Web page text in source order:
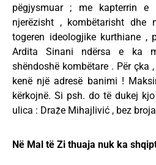
pëgjysmuar ; me kapterrin e
njerëzisht , kombëtarisht dhe
togeren ideologjike kurthiane ,
Ardita Sinani ndërsa e ka
shëndoshë kombëtare . Për çka
kenë një adresë banimi !
kërkojnë. Si psh. do të dukej
ulica : Draẓ̌e Mihajlivić , bez
Në Mal të Zi thuaja nuk ka